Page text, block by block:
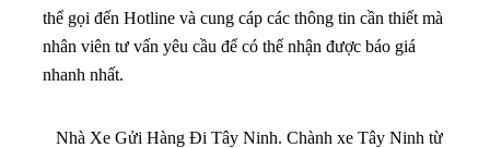
thể gọi đến Hotline và cung cáp các thông tin cần thiết mà
nhân viên tư vấn yêu cầu để có thể nhận được báo giá
nhanh nhất.
Nhà Xe Gửi Hàng Đi Tây Ninh. Chành xe Tây Ninh từ